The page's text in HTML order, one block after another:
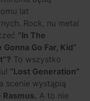
lat
Rock, nu metal
“In The
Gonna Go Far, Kid”
To wszystko
“Lost Generation”
scenie wystąpią
Rasmus. A to nie